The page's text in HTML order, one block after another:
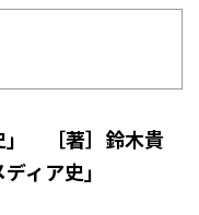
」 ［著］鈴木貴
ディア史」